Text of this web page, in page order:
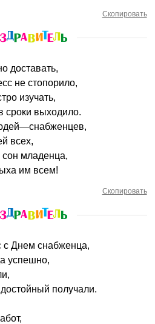
Скопировать
доставать,
не стопорило,
изучать,
сроки выходило.
всех,
младенца,
им всем!
Скопировать
с Днем снабженца,
успешно,
получали.